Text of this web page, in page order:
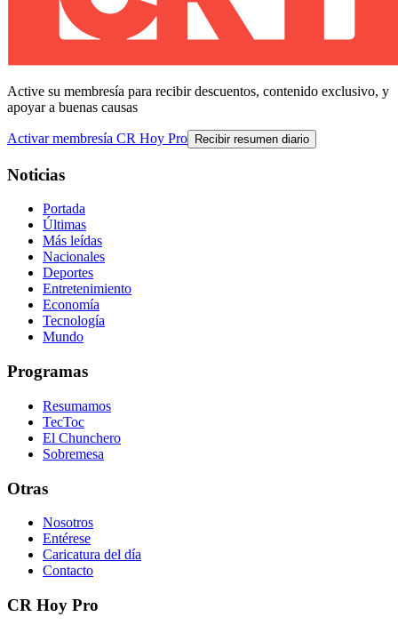
Active su membresía para recibir descuentos, contenido exclusivo, y
apoyar a buenas causas
Activar membresía CR Hoy Pro Recibir resumen diario
Noticias
Portada
Últimas
Más leídas
Nacionales
Deportes
Entretenimiento
Economía
Tecnología
Mundo
Programas
Resumamos
TecToc
El Chunchero
Sobremesa
Otras
Nosotros
Entérese
Caricatura del día
Contacto
CR Hoy Pro